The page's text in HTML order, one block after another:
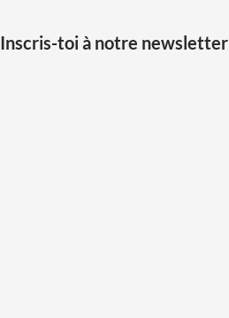
Inscris-toi à notre newsletter